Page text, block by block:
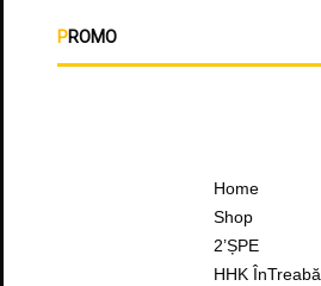
PROMO
Home
Shop
2’ȘPE
HHK ÎnTreabă